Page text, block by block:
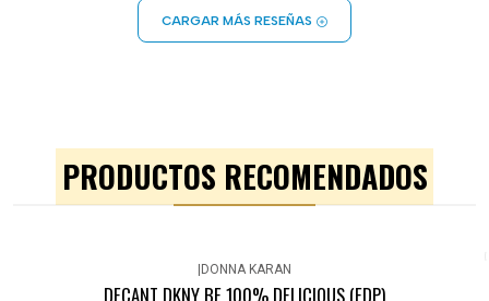
CARGAR MÁS RESEÑAS
PRODUCTOS RECOMENDADOS
DONNA KARAN
DECANT DKNY BE 100% DELICIOUS (EDP)